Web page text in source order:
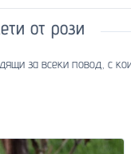
от рози
за всеки повод, с